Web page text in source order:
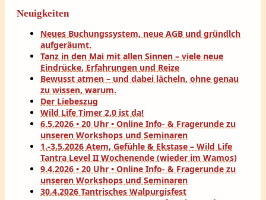
Neuigkeiten
Neues Buchungssystem, neue AGB und gründlch
aufgeräumt.
Tanz in den Mai mit allen Sinnen – viele neue
Eindrücke, Erfahrungen und Reize
Bewusst atmen – und dabei lächeln, ohne genau
zu wissen, warum.
Der Liebeszug
Wild Life Timer 2.0 ist da!
6.5.2026 • 20 Uhr • Online Info- & Fragerunde zu
unseren Workshops und Seminaren
1.-3.5.2026 Atem, Gefühle & Ekstase – Wild Life
Tantra Level II Wochenende (wieder im Wamos)
9.4.2026 • 20 Uhr • Online Info- & Fragerunde zu
unseren Workshops und Seminaren
30.4.2026 Tantrisches Walpurgisfest